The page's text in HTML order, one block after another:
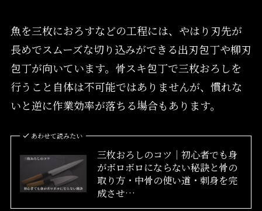
魚を三枚におろすなどの工程には、やはり刃先が
長めでスムーズな切り込みができる出刃包丁や柳刃
包丁が向いています。骨スキ包丁で三枚おろしを
行うこと自体は不可能ではありませんが、慣れな
いと逆に作業効率が落ちる場合もあります。
あわせて読みたい
三枚おろしのコツ｜初心者でも身
がボロボロにならない秘訣と骨の
取り方・中骨の使い道・刺身を完
成させ…